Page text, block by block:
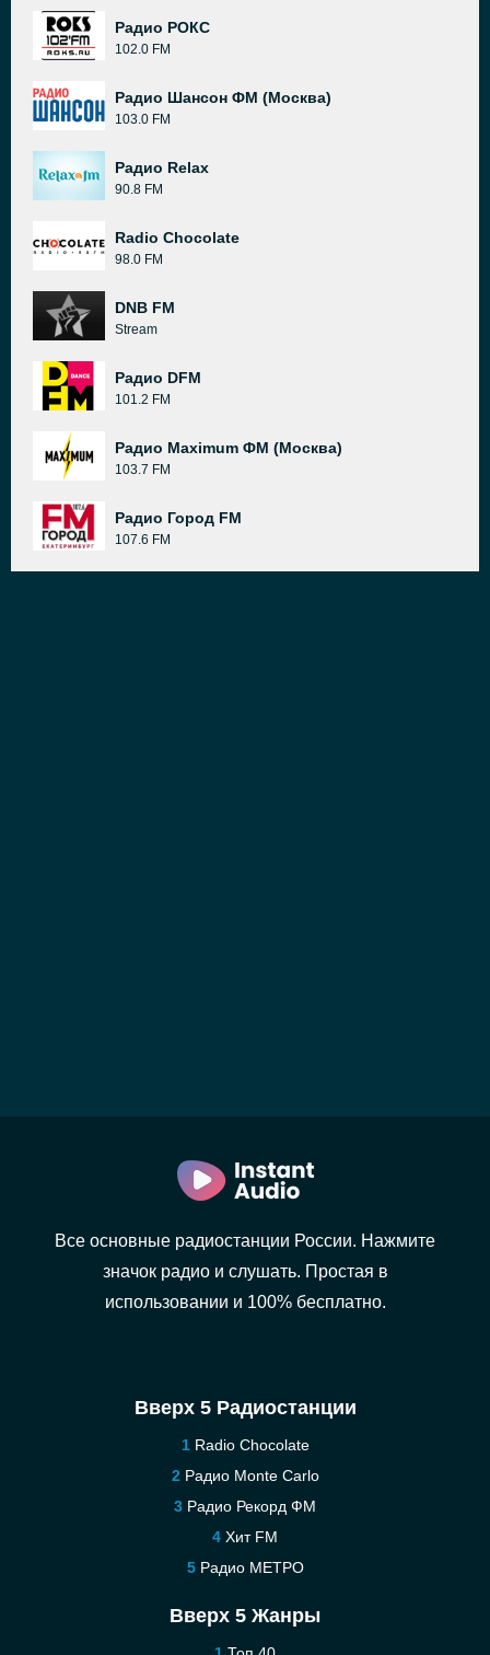
Радио РОКС
102.0 FM
Радио Шансон ФМ (Москва)
103.0 FM
Радио Relax
90.8 FM
Radio Chocolate
98.0 FM
DNB FM
Stream
Радио DFM
101.2 FM
Радио Maximum ФМ (Москва)
103.7 FM
Радио Город FM
107.6 FM
Все основные радиостанции России. Нажмите
значок радио и слушать. Простая в
использовании и 100% бесплатно.
Вверх 5 Радиостанции
Radio Chocolate
Радио Monte Carlo
Радио Рекорд ФМ
Хит FM
Радио МЕТРО
Вверх 5 Жанры